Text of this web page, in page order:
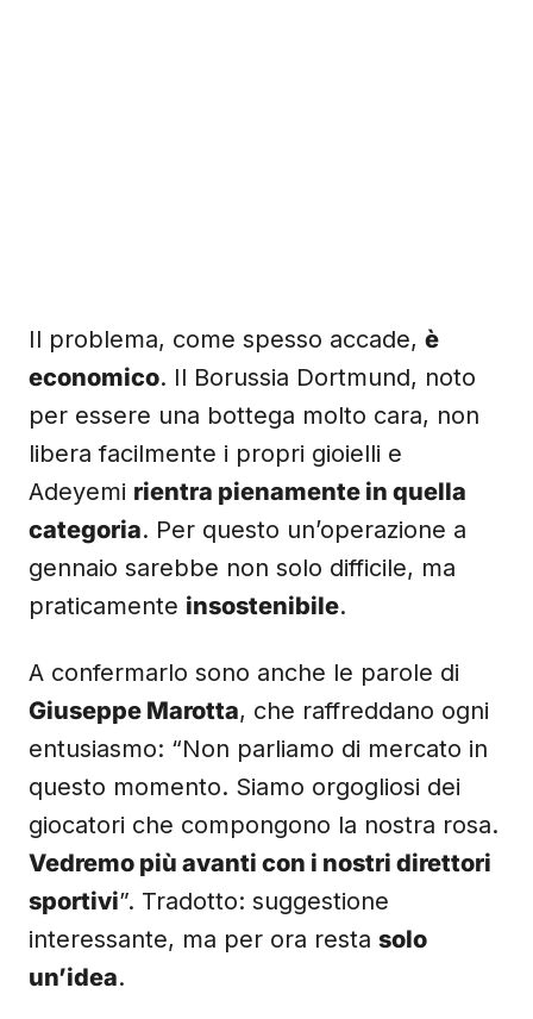
Il problema, come spesso accade, è
economico. Il Borussia Dortmund, noto
per essere una bottega molto cara, non
libera facilmente i propri gioielli e
Adeyemi rientra pienamente in quella
categoria. Per questo un’operazione a
gennaio sarebbe non solo difficile, ma
praticamente insostenibile.
A confermarlo sono anche le parole di
Giuseppe Marotta, che raffreddano ogni
entusiasmo: “Non parliamo di mercato in
questo momento. Siamo orgogliosi dei
giocatori che compongono la nostra rosa.
Vedremo più avanti con i nostri direttori
sportivi”. Tradotto: suggestione
interessante, ma per ora resta solo
un’idea.